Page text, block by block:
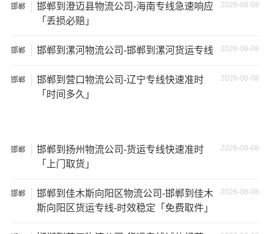
温馨提示
★ 本站所列邯郸到泸州物流专线费用与时效仅供参考，如
需详细了解最低资费请电话咨询。
邯郸 2026-08-08
邯郸到澄迈县物流公司-海南专线急速响应
「丢损必赔」
邯郸 2026-08-08
邯郸到漯河物流公司-邯郸到漯河货运专线
邯郸 2026-08-08
邯郸到营口物流公司-辽宁专线快速准时
「时间多久」
邯郸 2026-08-08
邯郸到扬州物流公司-货运专线快速准时
「上门取货」
邯郸 2026-08-08
邯郸到佳木斯向阳区物流公司-邯郸到佳木
斯向阳区货运专线-时效稳定「免费取件」